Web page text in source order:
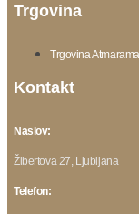
Trgovina
Trgovina Atmarama
Kontakt
Naslov:
Žibertova 27, Ljubljana
Telefon: